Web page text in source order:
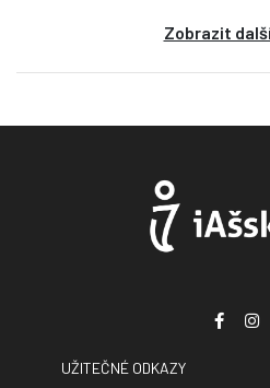
Zobrazit
UŽITEČNÉ ODKAZY